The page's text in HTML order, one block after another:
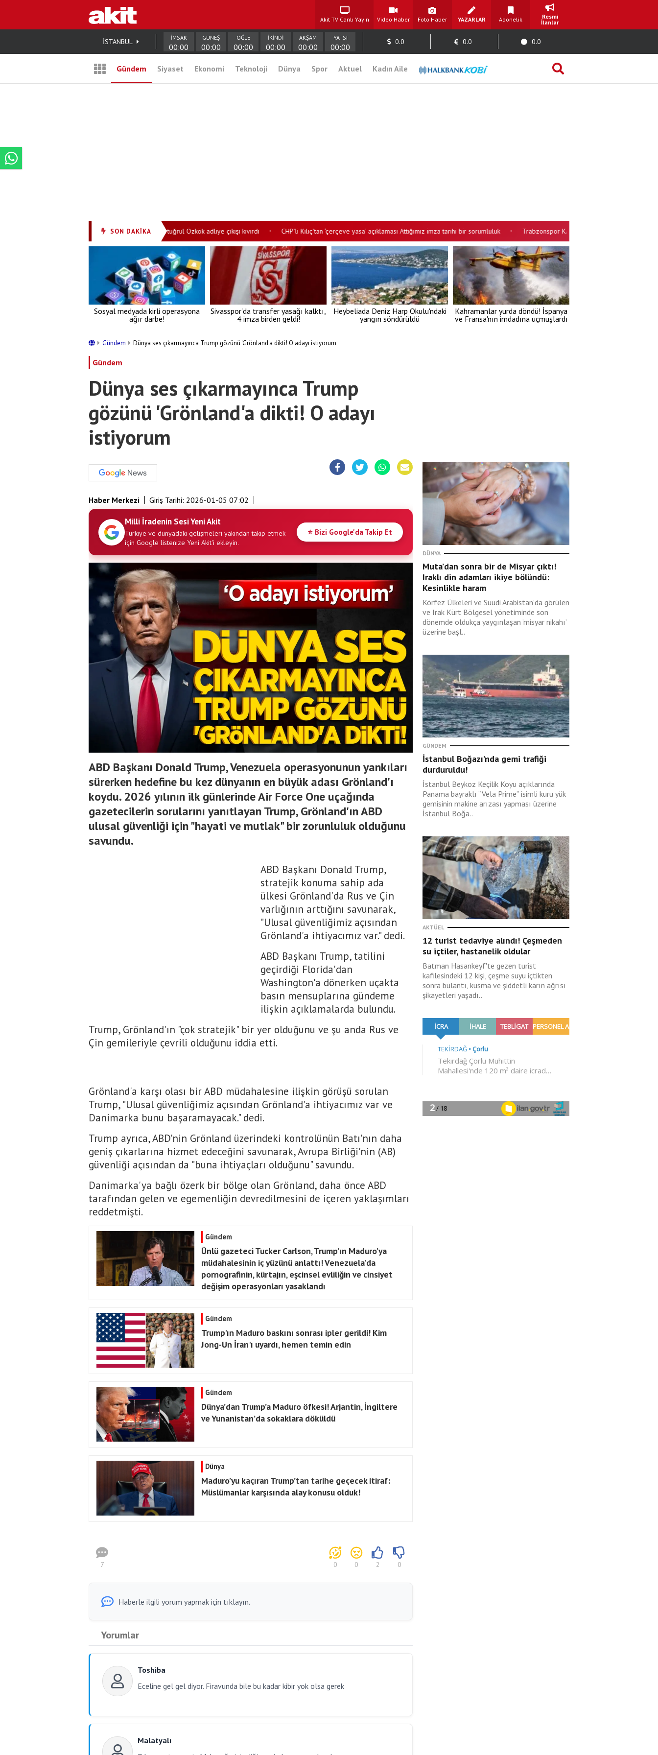
Akit TV Canlı Yayın Video Haber Foto Haber YAZARLAR Abonelik
Resmi
İlanlar
İSTANBUL İMSAK
00:00
GÜNEŞ
00:00
ÖĞLE
00:00
İKİNDİ
00:00
AKŞAM
00:00
YATSI
00:00
0.0 0.0 0.0
Gündem Siyaset Ekonomi Teknoloji Dünya Spor Aktuel Kadın Aile
SON DAKİKA
Ağzından çıkanları kulakların duymuyor mu? Ertuğrul Özkök adliye çıkışı kıvırdı • CHP’li Kılıç’tan ‘çerçeve yasa’ açıklaması Attığımız imza tarihi bir sorumluluk • Trabzonspor KAP açıklaması yaptı! Salah'ın maliyeti
Sosyal medyada kirli operasyona
ağır darbe!
Sivasspor'da transfer yasağı kalktı,
4 imza birden geldi!
Heybeliada Deniz Harp Okulu'ndaki
yangın söndürüldü
Kahramanlar yurda döndü! İspanya
ve Fransa'nın imdadına uçmuşlardı
Gündem Dünya ses çıkarmayınca Trump gözünü 'Grönland'a dikti! O adayı istiyorum
Gündem
Dünya ses çıkarmayınca Trump
gözünü 'Grönland'a dikti! O adayı
istiyorum
Haber Merkezi Giriş Tarihi: 2026-01-05 07:02
Milli İradenin Sesi Yeni Akit
Türkiye ve dünyadaki gelişmeleri yakından takip etmek
için Google listenize Yeni Akit'i ekleyin.
⭐ Bizi Google'da Takip Et
ABD Başkanı Donald Trump, Venezuela operasyonunun yankıları
sürerken hedefine bu kez dünyanın en büyük adası Grönland'ı
koydu. 2026 yılının ilk günlerinde Air Force One uçağında
gazetecilerin sorularını yanıtlayan Trump, Grönland'ın ABD
ulusal güvenliği için "hayati ve mutlak" bir zorunluluk olduğunu
savundu.
ABD Başkanı Donald Trump,
stratejik konuma sahip ada
ülkesi Grönland'da Rus ve Çin
varlığının arttığını savunarak,
"Ulusal güvenliğimiz açısından
Grönland'a ihtiyacımız var." dedi.
ABD Başkanı Trump, tatilini
geçirdiği Florida'dan
Washington'a dönerken uçakta
basın mensuplarına gündeme
ilişkin açıklamalarda bulundu.
Trump, Grönland'ın "çok stratejik" bir yer olduğunu ve şu anda Rus ve
Çin gemileriyle çevrili olduğunu iddia etti.
Grönland'a karşı olası bir ABD müdahalesine ilişkin görüşü sorulan
Trump, "Ulusal güvenliğimiz açısından Grönland'a ihtiyacımız var ve
Danimarka bunu başaramayacak." dedi.
Trump ayrıca, ABD'nin Grönland üzerindeki kontrolünün Batı'nın daha
geniş çıkarlarına hizmet edeceğini savunarak, Avrupa Birliği'nin (AB)
güvenliği açısından da "buna ihtiyaçları olduğunu" savundu.
Danimarka'ya bağlı özerk bir bölge olan Grönland, daha önce ABD
tarafından gelen ve egemenliğin devredilmesini de içeren yaklaşımları
reddetmişti.
Gündem
Ünlü gazeteci Tucker Carlson, Trump’ın Maduro’ya
müdahalesinin iç yüzünü anlattı! Venezuela’da
pornografinin, kürtajın, eşcinsel evliliğin ve cinsiyet
değişim operasyonları yasaklandı
Gündem
Trump'ın Maduro baskını sonrası ipler gerildi! Kim
Jong-Un İran'ı uyardı, hemen temin edin
Gündem
Dünya’dan Trump’a Maduro öfkesi! Arjantin, İngiltere
ve Yunanistan’da sokaklara döküldü
Dünya
Maduro’yu kaçıran Trump’tan tarihe geçecek itiraf:
Müslümanlar karşısında alay konusu olduk!
7 0 0 2 0
Haberle ilgili yorum yapmak için tıklayın.
Yorumlar
Toshiba
Eceline gel gel diyor. Firavunda bile bu kadar kibir yok olsa gerek
Malatyalı
DÜNYA
Muta’dan sonra bir de Misyar çıktı!
Iraklı din adamları ikiye bölündü:
Kesinlikle haram
Körfez Ülkeleri ve Suudi Arabistan’da görülen
ve Irak Kürt Bölgesel yönetiminde son
dönemde oldukça yaygınlaşan ‘misyar nikahı’
üzerine başl..
GÜNDEM
İstanbul Boğazı’nda gemi trafiği
durduruldu!
İstanbul Beykoz Keçilik Koyu açıklarında
Panama bayraklı “Vela Prime” isimli kuru yük
gemisinin makine arızası yapması üzerine
İstanbul Boğa..
AKTÜEL
12 turist tedaviye alındı! Çeşmeden
su içtiler, hastanelik oldular
Batman Hasankeyf'te gezen turist
kafilesindeki 12 kişi, çeşme suyu içtikten
sonra bulantı, kusma ve şiddetli karın ağrısı
şikayetleri yaşadı..